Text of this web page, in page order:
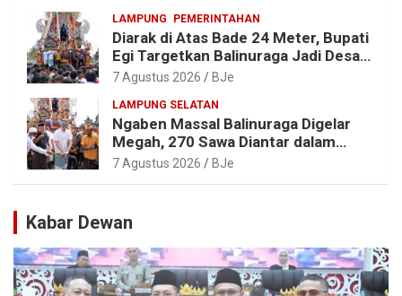
LAMPUNG PEMERINTAHAN
Diarak di Atas Bade 24 Meter, Bupati
Egi Targetkan Balinuraga Jadi Desa
Wisata Budaya 2027
7 Agustus 2026 BJe
LAMPUNG SELATAN
Ngaben Massal Balinuraga Digelar
Megah, 270 Sawa Diantar dalam
Tradisi Suci yang Gerakkan Ekonomi
7 Agustus 2026 BJe
Kabar Dewan